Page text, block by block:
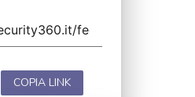
COPIA LINK